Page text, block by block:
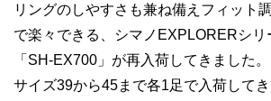
リングのしやすさも兼ね備えフィット
で楽々できる、シマノEXPLORERシ
「SH-EX700」が再入荷してきました。
サイズ39から45まで各1足で入荷してき